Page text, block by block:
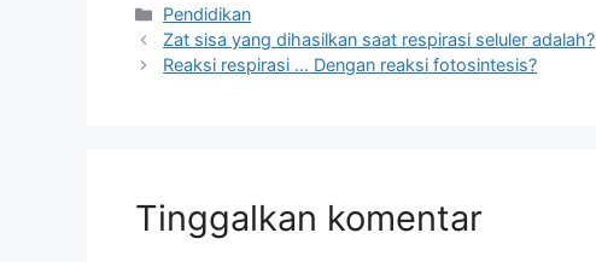
Kategori
Pendidikan
Zat sisa yang dihasilkan saat respirasi seluler adalah?
Reaksi respirasi … Dengan reaksi fotosintesis?
Tinggalkan komentar